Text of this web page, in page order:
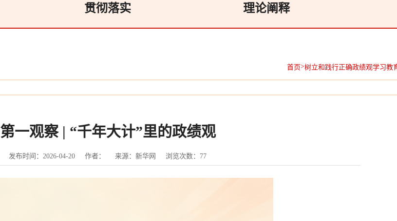
贯彻落实 理论阐释
首页>树立和践行正确政绩观学习教
第一观察 | “千年大计”里的政绩观
发布时间：2026-04-20 作者： 来源：新华网 浏览次数： 77